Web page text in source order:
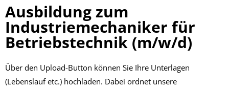
Ausbildung zum
Industriemechaniker für
Betriebstechnik (m/w/d)
Über den Upload-Button können Sie Ihre Unterlagen
(Lebenslauf etc.) hochladen. Dabei ordnet unsere